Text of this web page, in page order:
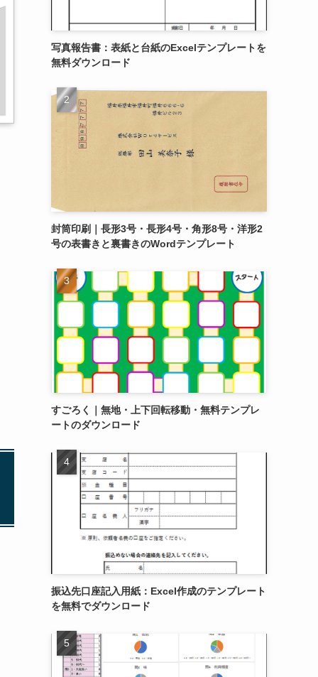
写真報告書：表紙と台紙のExcelテンプレートを
無料ダウンロード
封筒印刷｜長形3号・長形4号・角形8号・洋形2
号の表書きと裏書きのWordテンプレート
すごろく｜無地・上下回転移動・無料テンプレ
ートのダウンロード
振込先口座記入用紙：Excel作成のテンプレート
を無料でダウンロード